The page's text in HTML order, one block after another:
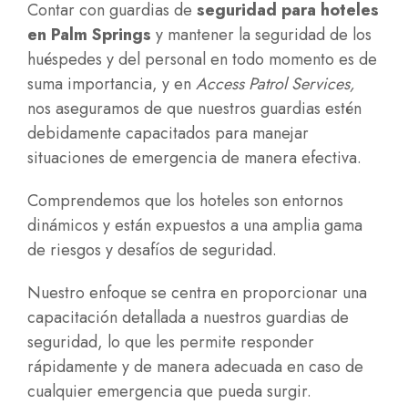
Contar con guardias de seguridad para hoteles
en Palm Springs y mantener la seguridad de los
huéspedes y del personal en todo momento es de
suma importancia, y en Access Patrol Services,
nos aseguramos de que nuestros guardias estén
debidamente capacitados para manejar
situaciones de emergencia de manera efectiva.
Comprendemos que los hoteles son entornos
dinámicos y están expuestos a una amplia gama
de riesgos y desafíos de seguridad.
Nuestro enfoque se centra en proporcionar una
capacitación detallada a nuestros guardias de
seguridad, lo que les permite responder
rápidamente y de manera adecuada en caso de
cualquier emergencia que pueda surgir.